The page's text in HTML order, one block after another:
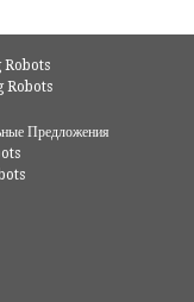
Robots
Предложения